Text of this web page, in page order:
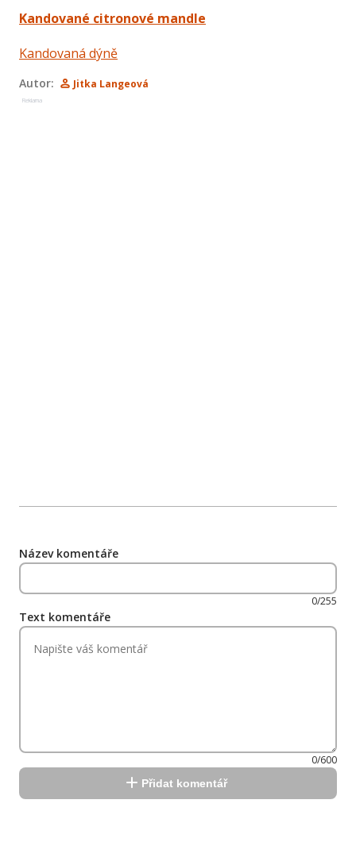
Kandované citronové mandle
Kandovaná dýně
Autor: Jitka Langeová
Reklama
Název komentáře
0/255
Text komentáře
0/600
Přidat komentář